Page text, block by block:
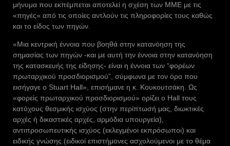
μήνυμα που εκπέμπεται αποτελεί η σχέση των ΜΜΕ με τις
«πηγές» από τις οποίες αντλούν τις πληροφορίες τους καθώς
και το είδος των πηγών.
«Μια κεντρική έννοια που βοηθά στην κατανόηση της
σημασίας των πηγών -και με αυτή την έννοια στην κατανόηση
της κατασκευής της είδησης- είναι η έννοια των “φορέων
πρωταρχικού προσδιορισμού”, σύμφωνα με τον όρο που
εισήγαγε ο Stuart Hall», επισήμανε η κ. Κουκουτσάκη. Ως
«φορείς πρωταρχικού προσδιορισμού» ορίζει ο Hall τους
κατόχους θεσμικής ισχύος (στην περίπτωσή μας, διωκτικές
αρχές ή δικαστικές αρχές, αρμόδια υπουργεία),
αντιπροσωπευτικής ισχύος (εκλεγμένοι εκπρόσωποι) και
ειδικής γνώσης (ειδικοί επιστήμονες ασχολούμενοι με το θέμα